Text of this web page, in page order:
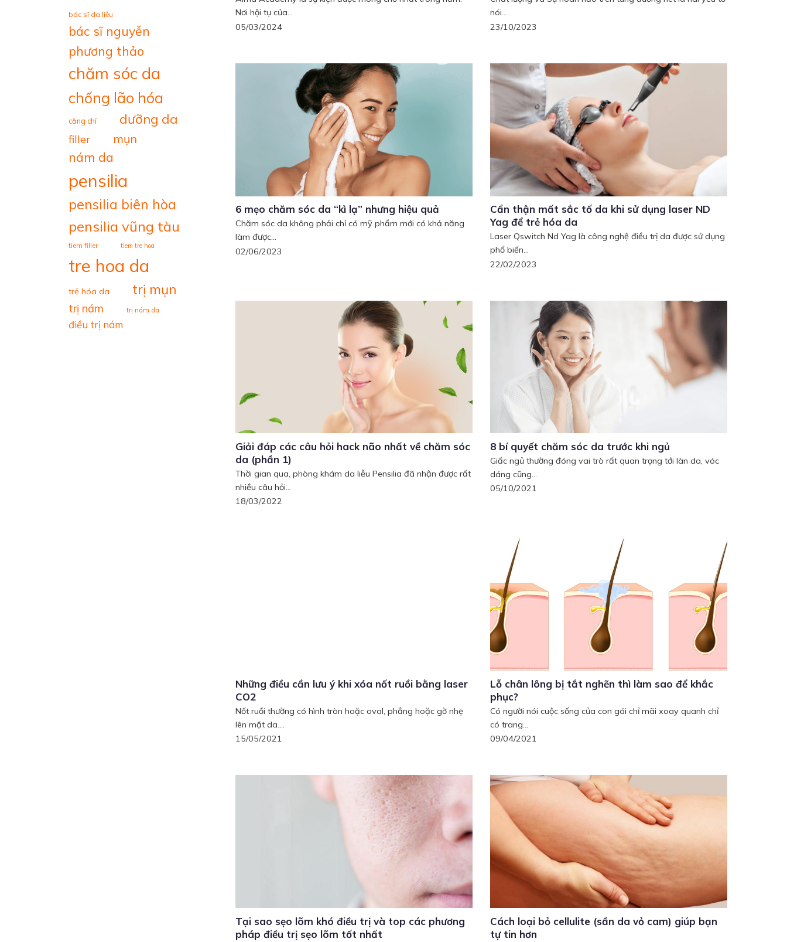
bác sĩ da liễu
bác sĩ nguyễn
phương thảo
chăm sóc da
chống lão hóa
căng chỉ dưỡng da
filler mụn
nám da
pensilia
pensilia biên hòa
pensilia vũng tàu
tiem filler tiem tre hoa
tre hoa da
trẻ hóa da trị mụn
trị nám trị nám da
điều trị nám
Nơi hội tụ của...
05/03/2024
nói...
23/10/2023
6 mẹo chăm sóc da “kì lạ” nhưng hiệu quả
Chăm sóc da không phải chỉ có mỹ phẩm mới có khả năng
làm được...
02/06/2023
Cẩn thận mất sắc tố da khi sử dụng laser ND
Yag để trẻ hóa da
Laser Qswitch Nd Yag là công nghệ điều trị da được sử dụng
phổ biến...
22/02/2023
Giải đáp các câu hỏi hack não nhất về chăm sóc
da (phần 1)
Thời gian qua, phòng khám da liễu Pensilia đã nhận được rất
nhiều câu hỏi...
18/03/2022
8 bí quyết chăm sóc da trước khi ngủ
Giấc ngủ thường đóng vai trò rất quan trọng tới làn da, vóc
dáng cũng...
05/10/2021
Những điều cần lưu ý khi xóa nốt ruồi bằng laser
CO2
Nốt ruồi thường có hình tròn hoặc oval, phẳng hoặc gờ nhẹ
lên mặt da....
15/05/2021
Lỗ chân lông bị tắt nghẽn thì làm sao để khắc
phục?
Có người nói cuộc sống của con gái chỉ mãi xoay quanh chỉ
có trang...
09/04/2021
Tại sao sẹo lõm khó điều trị và top các phương
pháp điều trị sẹo lõm tốt nhất
Cách loại bỏ cellulite (sần da vỏ cam) giúp bạn
tự tin hơn